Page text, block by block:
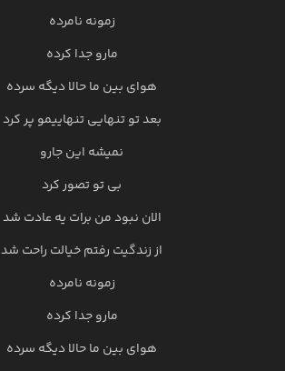
زمونه نامرده
مارو جدا کرده
هوای بین ما حالا دیگه سرده
بعد تو تنهایی تنهاییمو پر کرد
نمیشه این جارو
بی تو تصور کرد
الان نبود من برات یه عادت شد
از زندگیت رفتم خیالت راحت شد
زمونه نامرده
مارو جدا کرده
هوای بین ما حالا دیگه سرده